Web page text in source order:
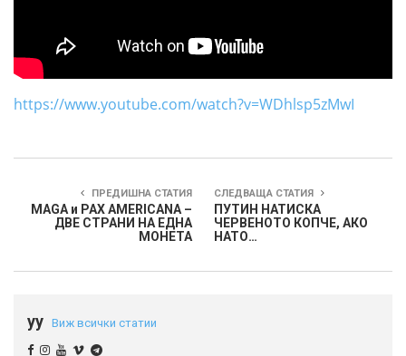
https://www.youtube.com/watch?v=WDhlsp5zMwI
ПРЕДИШНА СТАТИЯ
MAGA и PAX AMERICANA –
ДВЕ СТРАНИ НА ЕДНА
МОНЕТА
СЛЕДВАЩА СТАТИЯ
ПУТИН НАТИСКА
ЧЕРВЕНОТО КОПЧЕ, АКО
НАТО…
yy Виж всички статии